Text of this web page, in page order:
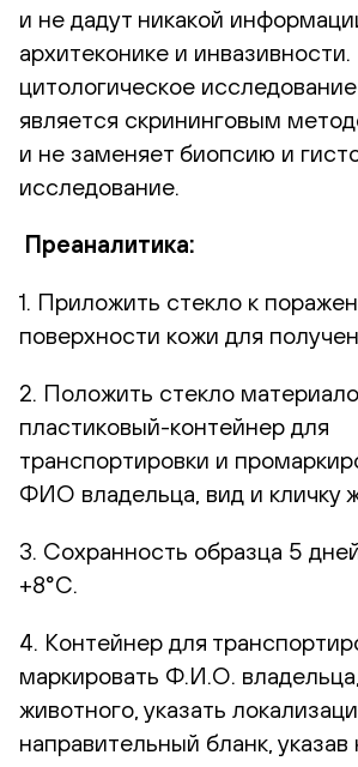
и не дадут никакой
архитеконике и
цитологическое
является скрининговым
и не заменяет биопсию и
исследование.
Преаналитика:
1. Приложить стекло к
поверхности кожи для
2. Положить стекло
пластиковый-контейнер для
транспортировки и
ФИО владельца, вид и кличку
3. Сохранность образца 5
+8°С.
4. Контейнер для
маркировать Ф.И.О.
животного, указать
направительный бланк, указав